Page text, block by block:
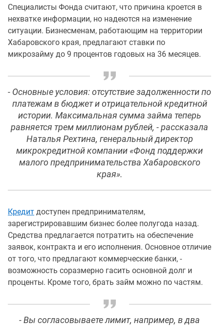
Специалисты Фонда считают, что причина кроется в
нехватке информации, но надеются на изменение
ситуации. Бизнесменам, работающим на территории
Хабаровского края, предлагают ставки по
микрозайму до 9 процентов годовых на 36 месяцев.
- Основные условия: отсутствие задолженности по
платежам в бюджет и отрицательной кредитной
истории. Максимальная сумма займа теперь
равняется трем миллионам рублей, - рассказала
Наталья Рехтина, генеральный директор
микрокредитной компании «Фонд поддержки
малого предпринимательства Хабаровского
края».
Кредит доступен предпринимателям,
зарегистрировавшим бизнес более полугода назад.
Средства предлагается потратить на обеспечение
заявок, контракта и его исполнения. Основное отличие
от того, что предлагают коммерческие банки, -
возможность соразмерно гасить основной долг и
проценты. Кроме того, брать займ можно по частям.
- Вы согласовываете лимит, например, в два